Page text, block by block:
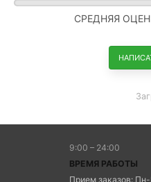
СРЕДНЯЯ
9:00 – 24:00
ВРЕМЯ РАБОТЫ
Прием заказов: